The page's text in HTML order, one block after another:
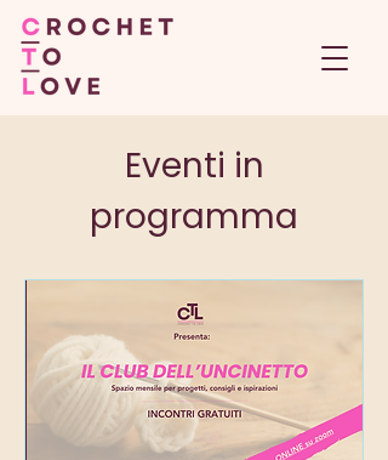
Eventi in
programma